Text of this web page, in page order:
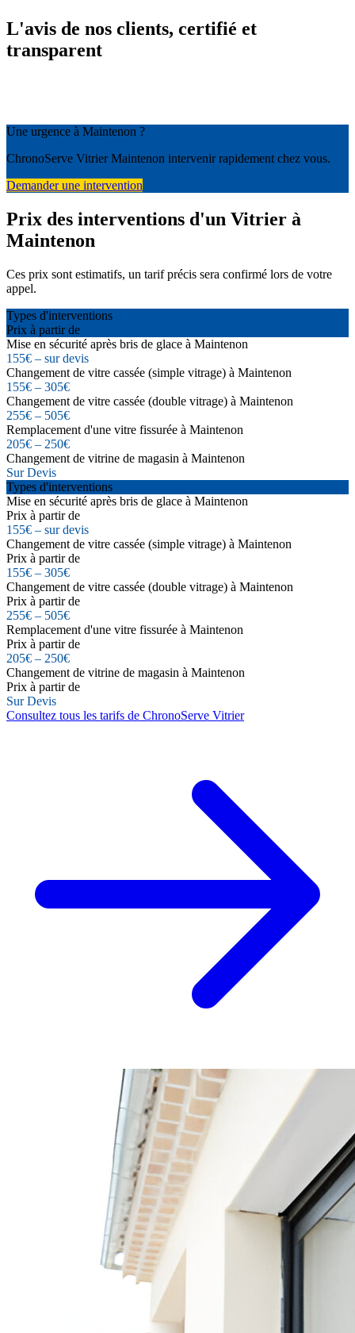
L'avis de nos clients, certifié et
transparent
Une urgence à Maintenon ?
ChronoServe Vitrier Maintenon intervenir rapidement chez vous.
Demander une intervention
Prix des interventions d'un Vitrier à
Maintenon
Ces prix sont estimatifs, un tarif précis sera confirmé lors de votre
appel.
Types d'interventions
Prix à partir de
Mise en sécurité après bris de glace à Maintenon
155€ – sur devis
Changement de vitre cassée (simple vitrage) à Maintenon
155€ – 305€
Changement de vitre cassée (double vitrage) à Maintenon
255€ – 505€
Remplacement d'une vitre fissurée à Maintenon
205€ – 250€
Changement de vitrine de magasin à Maintenon
Sur Devis
Types d'interventions
Mise en sécurité après bris de glace à Maintenon
Prix à partir de
155€ – sur devis
Changement de vitre cassée (simple vitrage) à Maintenon
Prix à partir de
155€ – 305€
Changement de vitre cassée (double vitrage) à Maintenon
Prix à partir de
255€ – 505€
Remplacement d'une vitre fissurée à Maintenon
Prix à partir de
205€ – 250€
Changement de vitrine de magasin à Maintenon
Prix à partir de
Sur Devis
Consultez tous les tarifs de ChronoServe Vitrier